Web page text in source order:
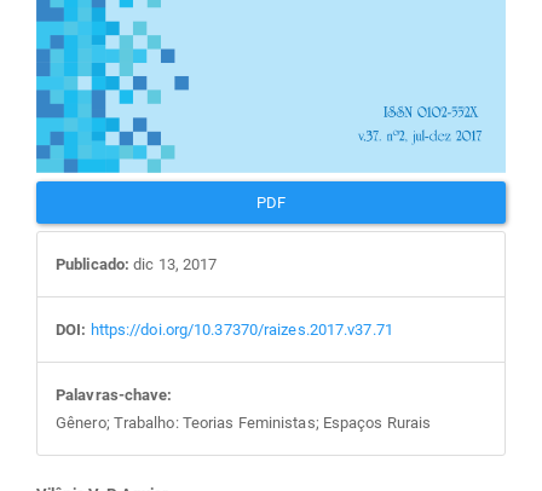
PDF
Publicado: dic 13, 2017
DOI: https://doi.org/10.37370/raizes.2017.v37.71
Palavras-chave:
Gênero; Trabalho: Teorias Feministas; Espaços Rurais